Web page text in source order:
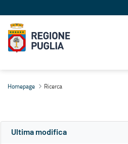
Homepage Ricerca
Ultima modifica